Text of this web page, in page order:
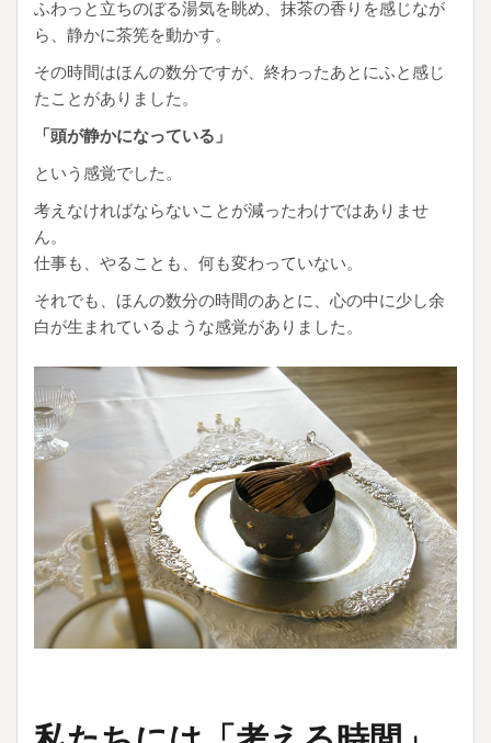
ふわっと立ちのぼる湯気を眺め、抹茶の香りを感じなが
ら、静かに茶筅を動かす。
その時間はほんの数分ですが、終わったあとにふと感じ
たことがありました。
「頭が静かになっている」
という感覚でした。
考えなければならないことが減ったわけではありませ
ん。
仕事も、やることも、何も変わっていない。
それでも、ほんの数分の時間のあとに、心の中に少し余
白が生まれているような感覚がありました。